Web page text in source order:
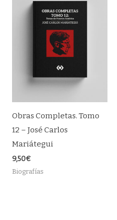
Obras Completas. Tomo
12 – José Carlos
Mariátegui
9,50€
Biografías